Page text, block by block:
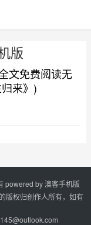
版
文免费阅读无
来》)
powered by澳客手机版
版权归创作人所有，如有